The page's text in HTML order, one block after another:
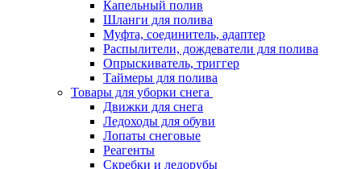
Капельный полив
Шланги для полива
Муфта, соединитель, адаптер
Распылители, дождеватели для полива
Опрыскиватель, триггер
Таймеры для полива
Товары для уборки снега
Движки для снега
Ледоходы для обуви
Лопаты снеговые
Реагенты
Скребки и ледорубы